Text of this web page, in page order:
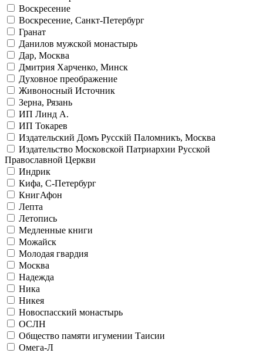
Воскресение
Воскресение, Санкт-Петербург
Гранат
Данилов мужской монастырь
Дар, Москва
Дмитрия Харченко, Минск
Духовное преображение
Живоносный Источник
Зерна, Рязань
ИП Линд А.
ИП Токарев
Издательский Домъ Русскiй Паломникъ, Москва
Издательство Московской Патриархии Русской
Православной Церкви
Индрик
Кифа, С-Петербург
КнигАфон
Лепта
Летопись
Медленные книги
Можайск
Молодая гвардия
Москва
Надежда
Ника
Никея
Новоспасский монастырь
ОСЛН
Общество памяти игумении Таисии
Омега-Л